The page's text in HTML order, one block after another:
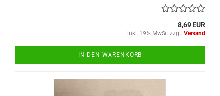
8,69 EUR
inkl. 19% MwSt. zzgl. Versand
IN DEN WARENKORB